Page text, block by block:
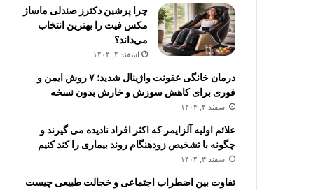
چرا پرشین دکترز صندلی ماساژ
مکس فیت را بهترین انتخاب
می‌داند؟
اسفند ۴, ۱۴۰۴
درمان خانگی عفونت واژینال شدید؛ ۷ روش ایمن و
فوری برای کاهش سوزش و خارش بدون نسخه
اسفند ۴, ۱۴۰۴
علائم اولیه آلزایمر که اکثر افراد نادیده می گیرند و
چگونه با تشخیص زودهنگام روند بیماری را کند کنیم
اسفند ۳, ۱۴۰۴
تفاوت بین اضطراب اجتماعی و خجالت طبیعی چیست